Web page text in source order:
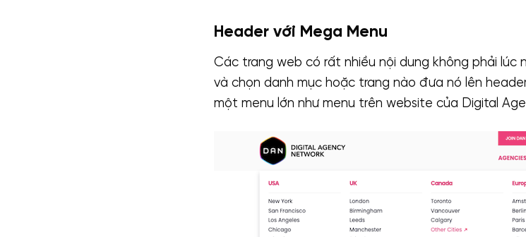
Header với Mega Menu
Các trang web có rất nhiều nội dung không phải lúc
và chọn danh mục hoặc trang nào đưa nó lên
một menu lớn như menu trên website của Digital